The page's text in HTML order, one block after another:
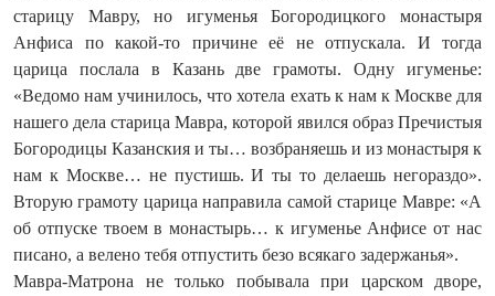
старицу Мавру, но игуменья Богородицкого монастыря
Анфиса по какой-то причине её не отпускала. И тогда
царица послала в Казань две грамоты. Одну игуменье:
«Ведомо нам учинилось, что хотела ехать к нам к Москве для
нашего дела старица Мавра, которой явился образ Пречистыя
Богородицы Казанския и ты… возбраняешь и из монастыря к
нам к Москве… не пустишь. И ты то делаешь негораздо».
Вторую грамоту царица направила самой старице Мавре: «А
об отпуске твоем в монастырь… к игуменье Анфисе от нас
писано, а велено тебя отпустить безо всякаго задержанья».
Мавра-Матрона не только побывала при царском дворе,